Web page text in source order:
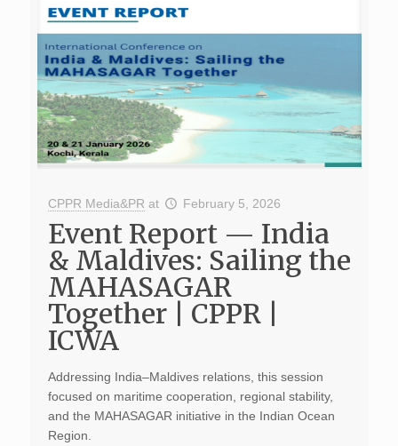
CPPR Media&PR at February 5, 2026
Event Report — India
& Maldives: Sailing the
MAHASAGAR
Together | CPPR |
ICWA
Addressing India–Maldives relations, this session
focused on maritime cooperation, regional stability,
and the MAHASAGAR initiative in the Indian Ocean
Region.